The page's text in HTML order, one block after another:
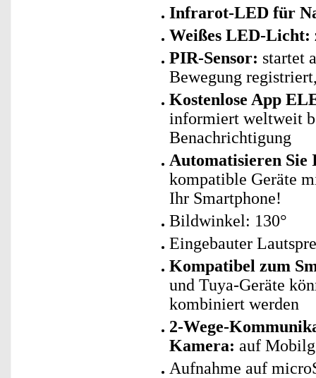
Infrarot-LED für
Weißes LED-Licht:
PIR-Sensor: startet
Bewegung
Kostenlose App
informiert weltweit
Benachrichtigung
Automatisieren
kompatible Geräte
Ihr Smartphone!
Bildwinkel: 130°
Eingebauter
Kompatibel zum
und Tuya-Geräte
kombiniert werden
2-Wege-
Kamera: auf
Aufnahme auf